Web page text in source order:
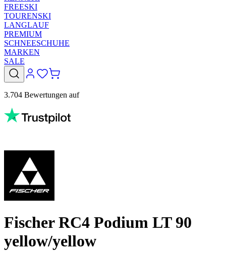
FREESKI
TOURENSKI
LANGLAUF
PREMIUM
SCHNEESCHUHE
MARKEN
SALE
3.704 Bewertungen auf
Fischer RC4 Podium LT 90
yellow/yellow